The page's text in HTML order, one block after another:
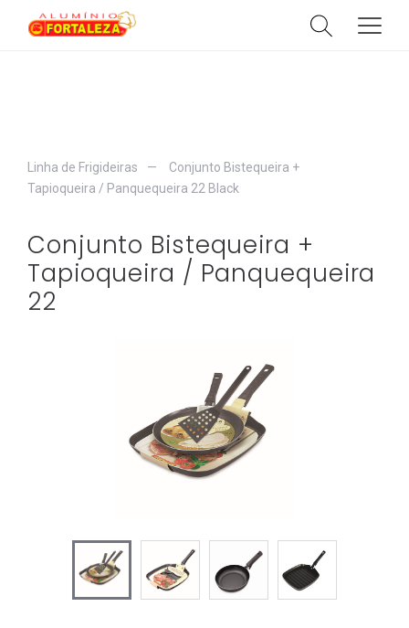
Linha de Frigideiras
Conjunto Bistequeira +
Tapioqueira / Panquequeira 22 Black
Conjunto Bistequeira +
Tapioqueira / Panquequeira
22
CATÁLOGO
PRODUTOS
CONTATO